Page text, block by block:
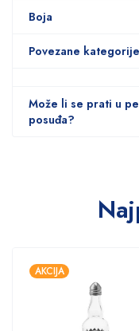
Boja
Povezane kategorije
Može li se prati u
posuđa?
AKCIJA